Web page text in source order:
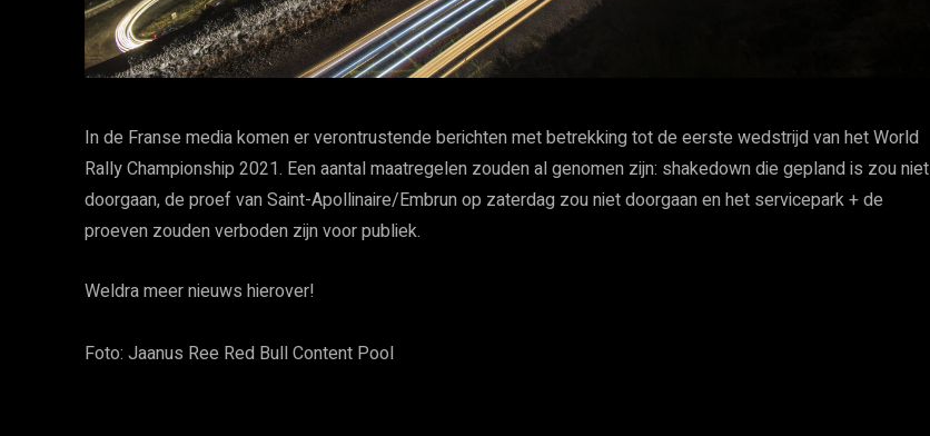
In de Franse media komen er verontrustende berichten met betrekking tot de eerste wedstrijd van het World
Rally Championship 2021. Een aantal maatregelen zouden al genomen zijn: shakedown die gepland is zou niet
doorgaan, de proef van Saint-Apollinaire/Embrun op zaterdag zou niet doorgaan en het servicepark + de
proeven zouden verboden zijn voor publiek.
Weldra meer nieuws hierover!
Foto: Jaanus Ree Red Bull Content Pool